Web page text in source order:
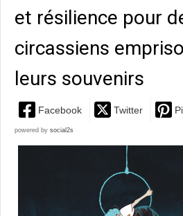
et résilience pour
circassiens
leurs souvenirs
Facebook Twitter
powered by social2s